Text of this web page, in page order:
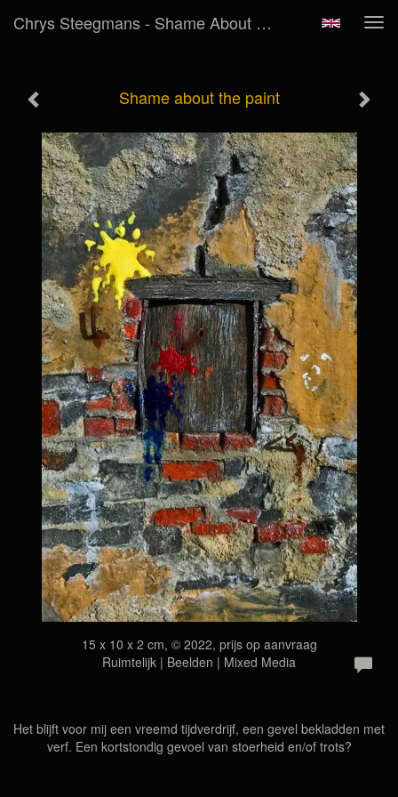
Chrys Steegmans - Shame About The Paint
Shame about the paint
15 x 10 x 2 cm, © 2022, prijs op aanvraag
Ruimtelijk | Beelden | Mixed Media
Het blijft voor mij een vreemd tijdverdrijf, een gevel bekladden met
verf. Een kortstondig gevoel van stoerheid en/of trots?